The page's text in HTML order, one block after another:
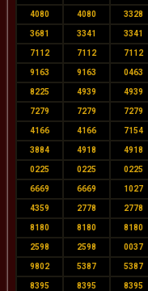
4080 4080 3328
3681 3341 3341
7112 7112 7112
9163 9163 0463
8225 4939 4939
7279 7279 7279
4166 4166 7154
3884 4918 4918
0225 0225 0225
6669 6669 1027
4359 2778 2778
8180 8180 8180
2598 2598 0037
9802 5387 5387
8395 8395 8395